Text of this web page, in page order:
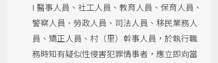
I 醫事人員、社工人員、教育人員、保育人員、
警察人員、勞政人員、司法人員、移民業務人
員、矯正人員、村（里）幹事人員，於執行職
務時知有疑似性侵害犯罪情事者，應立即向當